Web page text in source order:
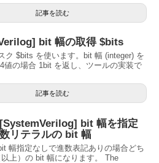
記事を読む
bit 幅の取得 $bits
ク $bits を使います。bit 幅 (integer) を
値の場合 1bit を返し、ツールの実装で
記事を読む
bit 幅を指定
リテラルの bit 幅
幅指定なしで進数表記ありの場合どち
上）の bit 幅になります。 The